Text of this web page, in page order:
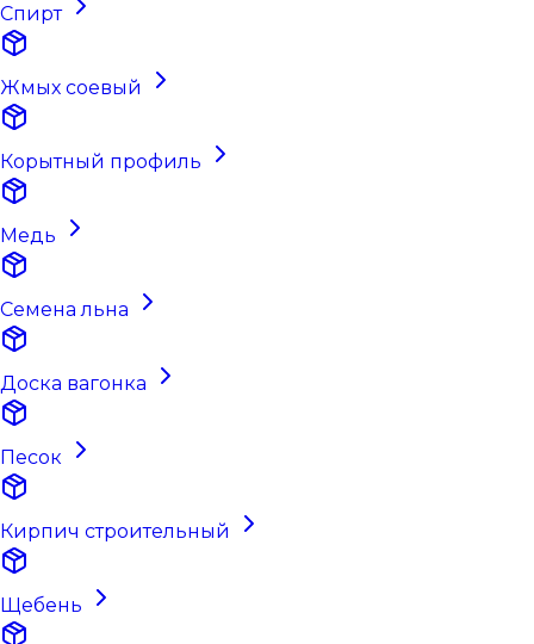
Спирт
Жмых соевый
Корытный профиль
Медь
Семена льна
Доска вагонка
Песок
Кирпич строительный
Щебень